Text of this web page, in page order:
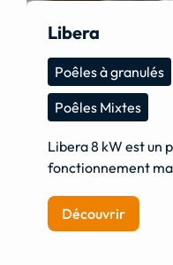
Libera
Poêles à granulés
Poêles Mixtes
Libera 8 kW est un
fonctionnement
Découvrir